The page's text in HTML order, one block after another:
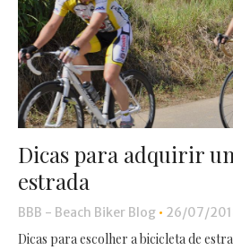
Dicas para adquirir
estrada
BBB - Beach Biker Blog • 26/07/
Dicas para escolher a bicicleta de